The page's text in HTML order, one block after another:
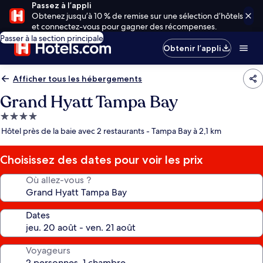
Passez à l’appli
Obtenez jusqu’à 10 % de remise sur une sélection d’hôtels
et connectez-vous pour gagner des récompenses.
Passer à la section principale
Obtenir l’appli
Afficher tous les hébergements
Grand Hyatt Tampa Bay
Hébergement
4.0 étoiles
Hôtel près de la baie avec 2 restaurants - Tampa Bay à 2,1 km
Choisissez des dates pour voir les prix
Où allez-vous ?
Dates
Voyageurs